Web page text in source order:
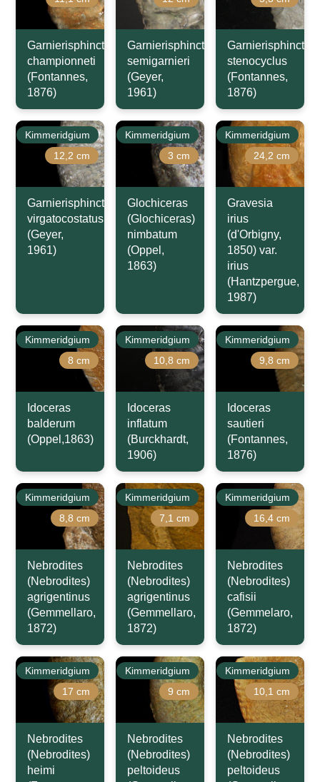
Garnierisphinctes
championneti
(Fontannes,
1876)
Garnierisphinctes
semigarnieri
(Geyer,
1961)
Garnierisphinctes
stenocyclus
(Fontannes,
1876)
Kimmeridgium
12,2 cm
Garnierisphinctes
virgatocostatus
(Geyer,
1961)
Kimmeridgium
3 cm
Glochiceras
(Glochiceras)
nimbatum
(Oppel,
1863)
Kimmeridgium
24,2 cm
Gravesia
irius
(d'Orbigny,
1850) var.
irius
(Hantzpergue,
1987)
Kimmeridgium
8 cm
Idoceras
balderum
(Oppel,1863)
Kimmeridgium
10,8 cm
Idoceras
inflatum
(Burckhardt,
1906)
Kimmeridgium
9,8 cm
Idoceras
sautieri
(Fontannes,
1876)
Kimmeridgium
8,8 cm
Nebrodites
(Nebrodites)
agrigentinus
(Gemmellaro,
1872)
Kimmeridgium
7,1 cm
Nebrodites
(Nebrodites)
agrigentinus
(Gemmellaro,
1872)
Kimmeridgium
16,4 cm
Nebrodites
(Nebrodites)
cafisii
(Gemmelaro,
1872)
Kimmeridgium
17 cm
Nebrodites
(Nebrodites)
heimi
Kimmeridgium
9 cm
Nebrodites
(Nebrodites)
peltoideus
Kimmeridgium
10,1 cm
Nebrodites
(Nebrodites)
peltoideus